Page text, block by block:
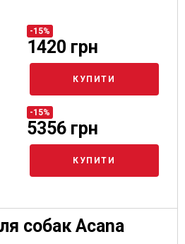
-15%
1420 грн
КУПИТИ
-15%
5356 грн
КУПИТИ
собак Acana